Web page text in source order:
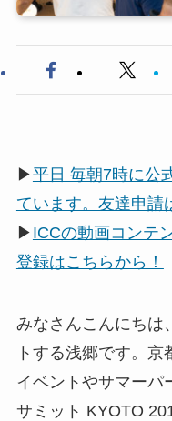
▶平日 毎朝7時に公
ています。友達申請
▶ ICCの動画コンテ
登録はこちらから！
みなさんこんにちは
トする浅郷です。
イベントやサマーパ
サミット KYOTO